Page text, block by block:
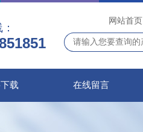
网站首页
载 在线留言